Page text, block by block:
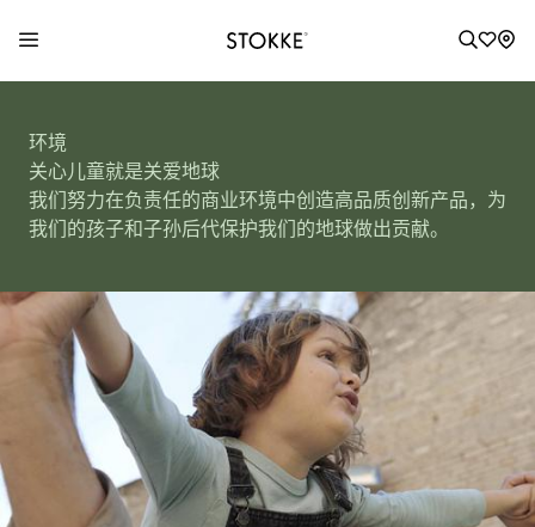
o
环境
关心儿童就是关爱地球
我们努力在负责任的商业环境中创造高品质创新产品，为
我们的孩子和子孙后代保护我们的地球做出贡献。